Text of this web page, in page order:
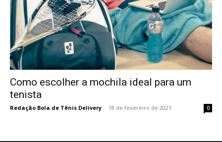
Como escolher a mochila ideal para um
tenista
Redação Bola de Tênis Delivery - 18 de fevereiro de 2021 0